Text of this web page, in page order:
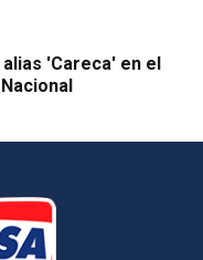
'Careca' en el